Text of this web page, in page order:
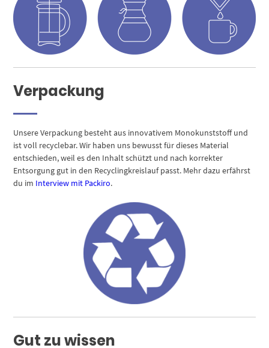
Verpackung
Unsere Verpackung besteht aus innovativem Monokunststoff und
ist voll recyclebar. Wir haben uns bewusst für dieses Material
entschieden, weil es den Inhalt schützt und nach korrekter
Entsorgung gut in den Recyclingkreislauf passt. Mehr dazu erfährst
du im Interview mit Packiro.
Gut zu wissen